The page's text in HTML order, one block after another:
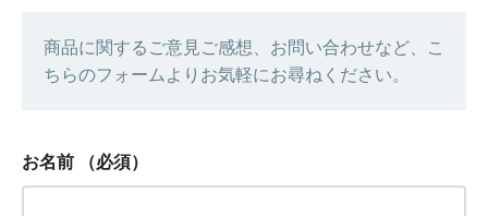
商品に関するご意見ご感想、お問い合わせなど、こ
ちらのフォームよりお気軽にお尋ねください。
お名前 （必須）